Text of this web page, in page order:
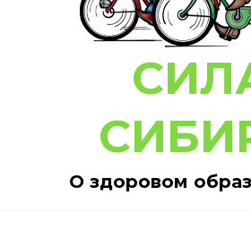
О здоровом